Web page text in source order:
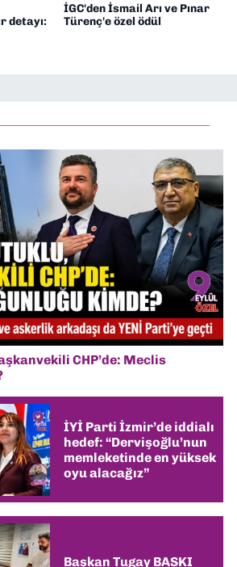
detayı:
İGC'den İsmail Arı ve Pınar
Türenç'e özel ödül
CHP’de: Meclis
İYİ Parti İzmir’de iddialı
hedef: “Dervişoğlu’nun
memleketinde en yüksek
oyu alacağız”
Başkan Tugay BASKI